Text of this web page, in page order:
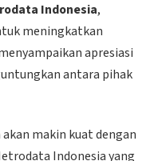
Indonesia,
meningkatkan
apresiasi
antara pihak
makin kuat dengan
Indonesia yang